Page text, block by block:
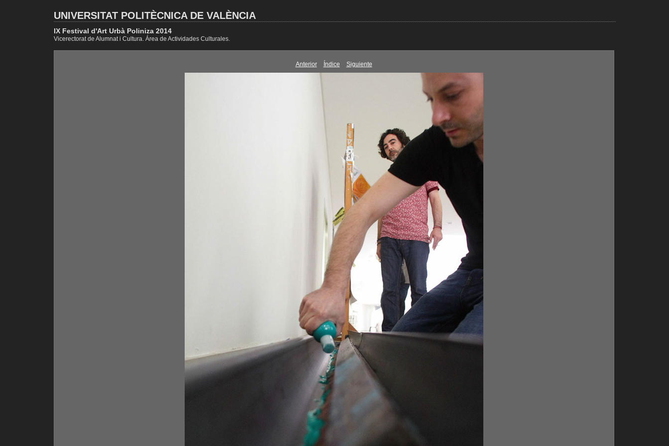
UNIVERSITAT POLITÈCNICA DE VALÈNCIA
IX Festival d'Art Urbà Poliniza 2014
Vicerectorat de Alumnat i Cultura. Área de Actividades Culturales.
Anterior Índice Siguiente